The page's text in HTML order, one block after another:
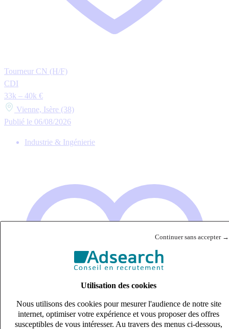
Continuer sans accepter →
Utilisation des cookies
Nous utilisons des cookies pour mesurer l'audience de notre site
internet, optimiser votre expérience et vous proposer des offres
susceptibles de vous intéresser. Au travers des menus ci-dessous,
Tourneur CN (H/F)
CDI
33k – 40k €
Vienne, Isère (38)
Publié le 06/08/2026
Industrie & Ingénierie